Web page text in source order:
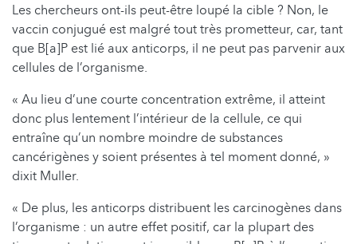
Les chercheurs ont-ils peut-être loupé la cible ? Non, le
vaccin conjugué est malgré tout très prometteur, car, tant
que B[a]P est lié aux anticorps, il ne peut pas parvenir aux
cellules de l’organisme.
« Au lieu d’une courte concentration extrême, il atteint
donc plus lentement l’intérieur de la cellule, ce qui
entraîne qu’un nombre moindre de substances
cancérigènes y soient présentes à tel moment donné, »
dixit Muller.
« De plus, les anticorps distribuent les carcinogènes dans
l’organisme : un autre effet positif, car la plupart des